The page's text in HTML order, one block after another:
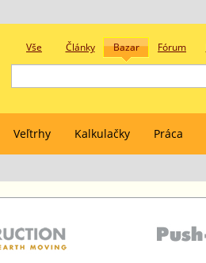
Vše Články Bazar Fórum
Veľtrhy Kalkulačky Práca